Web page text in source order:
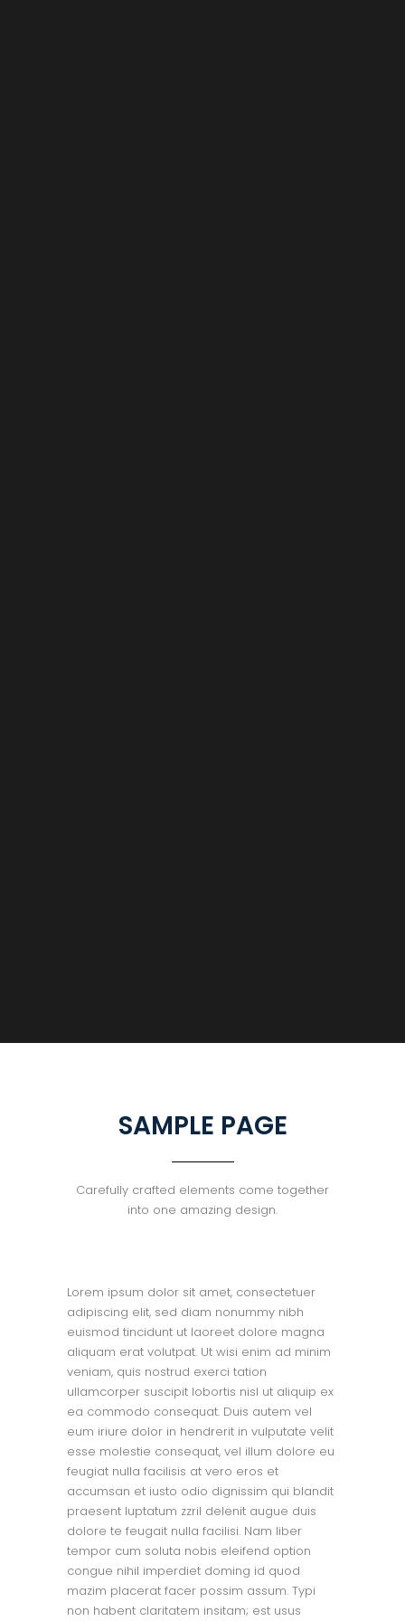
SAMPLE PAGE
Carefully crafted elements come together
into one amazing design.
Lorem ipsum dolor sit amet, consectetuer
adipiscing elit, sed diam nonummy nibh
euismod tincidunt ut laoreet dolore magna
aliquam erat volutpat. Ut wisi enim ad minim
veniam, quis nostrud exerci tation
ullamcorper suscipit lobortis nisl ut aliquip ex
ea commodo consequat. Duis autem vel
eum iriure dolor in hendrerit in vulputate velit
esse molestie consequat, vel illum dolore eu
feugiat nulla facilisis at vero eros et
accumsan et iusto odio dignissim qui blandit
praesent luptatum zzril delenit augue duis
dolore te feugait nulla facilisi. Nam liber
tempor cum soluta nobis eleifend option
congue nihil imperdiet doming id quod
mazim placerat facer possim assum. Typi
non habent claritatem insitam; est usus